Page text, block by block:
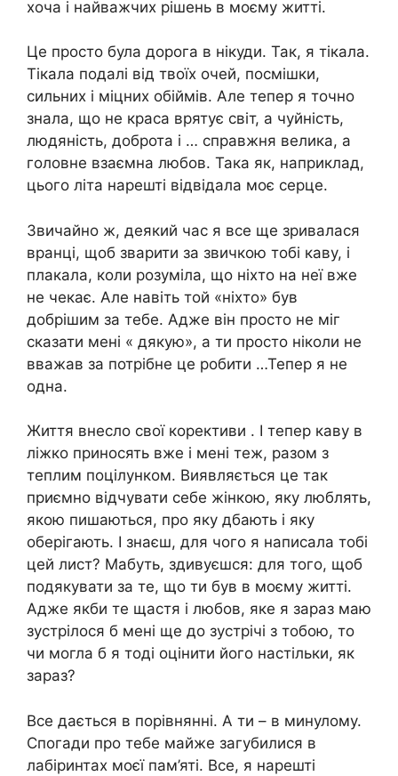
хоча і найважчих рішень в моєму житті.
Це просто була дорога в нікуди. Так, я тікала.
Тікала подалі від твоїх очей, посмішки,
сильних і міцних обіймів. Але тепер я точно
знала, що не краса врятує світ, а чуйність,
людяність, доброта і … справжня велика, а
головне взаємна любов. Така як, наприклад,
цього літа нарешті відвідала моє серце.
Звичайно ж, деякий час я все ще зривалася
вранці, щоб зварити за звичкою тобі каву, і
плакала, коли розуміла, що ніхто на неї вже
не чекає. Але навіть той «ніхто» був
добрішим за тебе. Адже він просто не міг
сказати мені « дякую», а ти просто ніколи не
вважав за потрібне це робити …Тепер я не
одна.
Життя внесло свої корективи . І тепер каву в
ліжко приносять вже і мені теж, разом з
теплим поцілунком. Виявляється це так
приємно відчувати себе жінкою, яку люблять,
якою пишаються, про яку дбають і яку
оберігають. І знаєш, для чого я написала тобі
цей лист? Мабуть, здивуєшся: для того, щоб
подякувати за те, що ти був в моєму житті.
Адже якби те щастя і любов, яке я зараз маю
зустрілося б мені ще до зустрічі з тобою, то
чи могла б я тоді оцінити його настільки, як
зараз?
Все дається в порівнянні. А ти – в минулому.
Спогади про тебе майже загубилися в
лабіринтах моєї пам’яті. Все, я нарешті